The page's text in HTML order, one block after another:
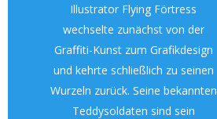
Illustrator Flying Förtress
wechselte zunächst von der
Graffiti-Kunst zum Grafikdesign
und kehrte schließlich zu seinen
Wurzeln zurück. Seine bekannten
Teddysoldaten sind sein